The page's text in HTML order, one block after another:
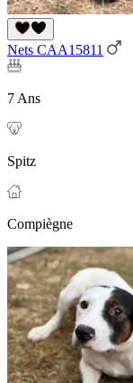
Nets CAA15811
7 Ans
Spitz
Compiègne